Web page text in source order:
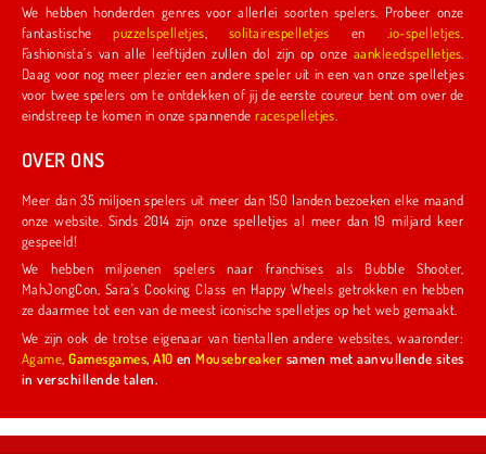
We hebben honderden genres voor allerlei soorten spelers. Probeer onze
fantastischepuzzelspelletjes solitairespelletjes en .io-spelletjes
Fashionista's van alle leeftijden zullen dol zijn op onze aankleedspelletjes
Daag voor nog meer plezier een andere speler uit in een van onze spelletjes
voor twee spelers om te ontdekken of jij de eerste coureur bent om over de
eindstreep te komen in onze spannenderacespelletjes
OVER ONS
Meer dan 35 miljoen spelers uit meer dan 150 landen bezoeken elke maand
onze website. Sinds 2014 zijn onze spelletjes al meer dan 19 miljard keer
gespeeld!
We hebben miljoenen spelers naar franchises als Bubble Shooter,
MahJongCon, Sara's Cooking Class en Happy Wheels getrokken en hebben
ze daarmee tot een van de meest iconische spelletjes op het web gemaakt.
We zijn ook de trotse eigenaar van tientallen andere websites, waaronder:
Agame ,Gamesgames,A10 enMousebreaker samen met aanvullende sites
in verschillende talen.